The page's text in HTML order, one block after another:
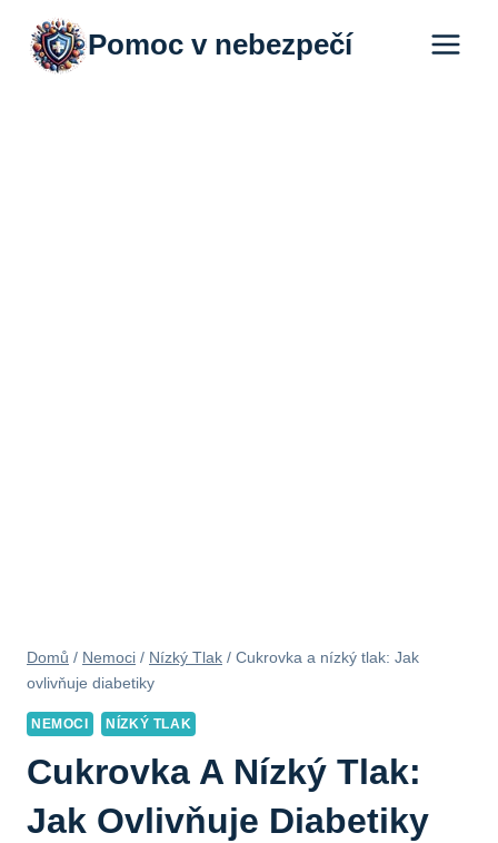
Přeskočit
obsah
Pomoc v nebezpečí
Domů / Nemoci / Nízký Tlak / Cukrovka a nízký tlak: Jak
ovlivňuje diabetiky
NEMOCI NÍZKÝ TLAK
Cukrovka A Nízký Tlak:
Jak Ovlivňuje Diabetiky